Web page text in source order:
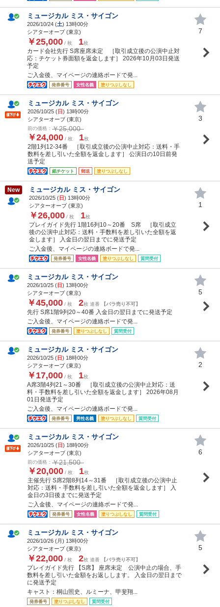
ミュージカル ミス・サイゴン
2026/10/24 (土) 13時00分
シアターオーブ (東京)
￥25,000 / 枚 1枚
カード会社先行 S席座席未定 ［取引成立後の公演中止対
応：チケット券面額を返金します］ 2026年10月03日発送
予定
ご入金後、マイページの連絡ボードで発...
発券番号 女性名義 塗りつぶしなし
7
ミュージカル ミス・サイゴン
2026/10/25 (日) 13時00分
シアターオーブ (東京)
前の価格： ￥25,000
￥24,000 / 枚 1枚
2階1列12-34番 ［取引成立後の公演中止対応：送料・手
数料を差し引いた全額を返金します］ 公演日の10日前発
送予定
紙チケット 郵送 塗りつぶしなし
3
New ミュージカル ミス・サイゴン
2026/10/25 (日) 13時00分
シアターオーブ (東京)
￥26,000 / 枚 1枚
プレイガイド先行 1階16列10～20番 S席 ［取引成立
後の公演中止対応：送料・手数料を差し引いた全額を返
金します］ 入金日の翌日までに発送予定
ご入金後、マイページの連絡ボードで発...
発券番号 女性名義 塗りつぶしなし 質問受付
1
ミュージカル ミス・サイゴン
2026/10/25 (日) 13時00分
シアターオーブ (東京)
￥45,000 / 枚 2枚 連番 【バラ売り不可】
先行 S席1階9列20～40番 入金日の翌日までに発送予定
ご入金後、マイページの連絡ボードで発...
発券番号 塗りつぶしなし 質問受付
5
ミュージカル ミス・サイゴン
2026/10/25 (日) 18時00分
シアターオーブ (東京)
￥17,000 / 枚 1枚
A席3階4列21～30番 ［取引成立後の公演中止対応：送
料・手数料を差し引いた全額を返金します］ 2026年08月
01日発送予定
ご入金後、マイページの連絡ボードで発...
発券番号 男性名義 塗りつぶしなし 質問受付
2
ミュージカル ミス・サイゴン
2026/10/25 (日) 18時00分
シアターオーブ (東京)
前の価格： ￥21,500
￥20,000 / 枚 1枚
主催先行 S席2階8列14～31番 ［取引成立後の公演中止
対応：送料・手数料を差し引いた全額を返金します］ 入
金日の3日後までに発送予定
ご入金後、マイページの連絡ボードで発...
発券番号 女性名義 塗りつぶしなし 質問受付
6
ミュージカル ミス・サイゴン
2026/10/26 (月) 13時00分
シアターオーブ (東京)
￥22,000 / 枚 2枚 連番 【バラ売り不可】
プレイガイド先行 【S席】 座席未定 公演中止の場合、手
数料を差し引いた金額をお返しします。 入金日の翌日まで
に発送予定
キャスト：桐山照史、ルミーナ、甲斐翔...
発券番号 塗りつぶしなし 質問受付
5